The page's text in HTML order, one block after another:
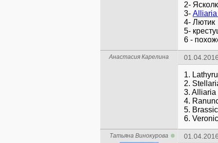
2-
3-
4- Лютик
5-
6 -
Анастасия Карелина
1.
2.
3. Alliaria
4.
5.
6.
Татьяна Винокурова